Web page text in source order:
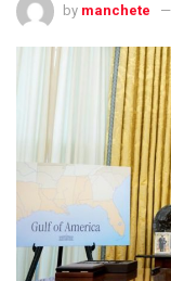
by manchete